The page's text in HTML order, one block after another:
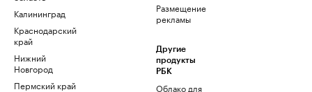
Калининград
Краснодарский
край
Нижний
Новгород
Пермский край
Размещение
рекламы
Другие
продукты
РБК
Облако для